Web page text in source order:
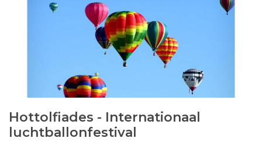
Hottolfiades - Internationaal
luchtballonfestival